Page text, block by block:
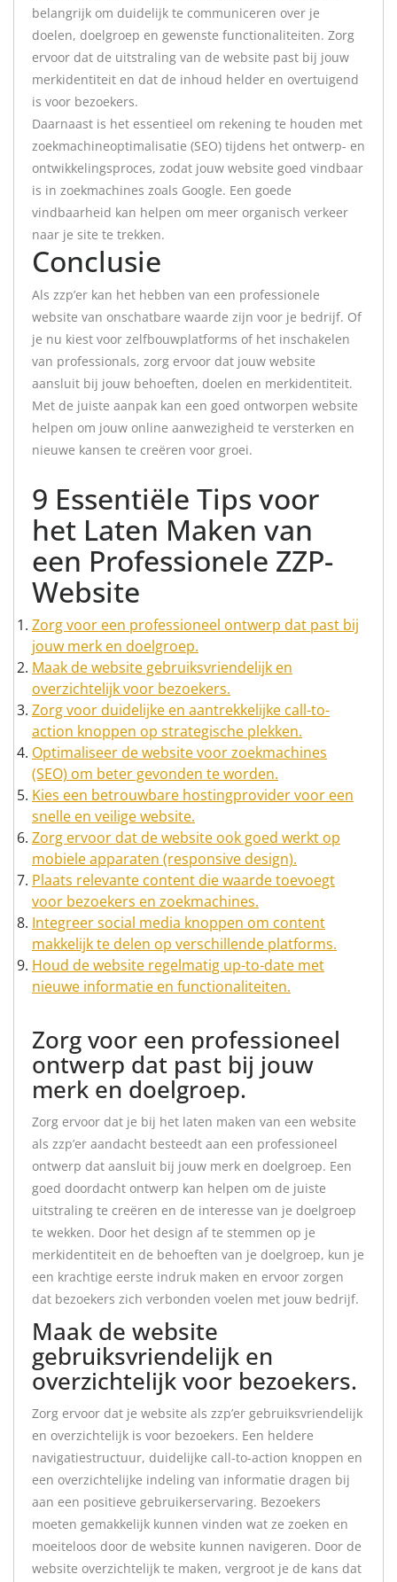
belangrijk om duidelijk te communiceren over je
doelen, doelgroep en gewenste functionaliteiten. Zorg
ervoor dat de uitstraling van de website past bij jouw
merkidentiteit en dat de inhoud helder en overtuigend
is voor bezoekers.
Daarnaast is het essentieel om rekening te houden met
zoekmachineoptimalisatie (SEO) tijdens het ontwerp- en
ontwikkelingsproces, zodat jouw website goed vindbaar
is in zoekmachines zoals Google. Een goede
vindbaarheid kan helpen om meer organisch verkeer
naar je site te trekken.
Conclusie
Als zzp’er kan het hebben van een professionele
website van onschatbare waarde zijn voor je bedrijf. Of
je nu kiest voor zelfbouwplatforms of het inschakelen
van professionals, zorg ervoor dat jouw website
aansluit bij jouw behoeften, doelen en merkidentiteit.
Met de juiste aanpak kan een goed ontworpen website
helpen om jouw online aanwezigheid te versterken en
nieuwe kansen te creëren voor groei.
9 Essentiële Tips voor
het Laten Maken van
een Professionele ZZP-
Website
Zorg voor een professioneel ontwerp dat past bij
jouw merk en doelgroep.
Maak de website gebruiksvriendelijk en
overzichtelijk voor bezoekers.
Zorg voor duidelijke en aantrekkelijke call-to-
action knoppen op strategische plekken.
Optimaliseer de website voor zoekmachines
(SEO) om beter gevonden te worden.
Kies een betrouwbare hostingprovider voor een
snelle en veilige website.
Zorg ervoor dat de website ook goed werkt op
mobiele apparaten (responsive design).
Plaats relevante content die waarde toevoegt
voor bezoekers en zoekmachines.
Integreer social media knoppen om content
makkelijk te delen op verschillende platforms.
Houd de website regelmatig up-to-date met
nieuwe informatie en functionaliteiten.
Zorg voor een professioneel
ontwerp dat past bij jouw
merk en doelgroep.
Zorg ervoor dat je bij het laten maken van een website
als zzp’er aandacht besteedt aan een professioneel
ontwerp dat aansluit bij jouw merk en doelgroep. Een
goed doordacht ontwerp kan helpen om de juiste
uitstraling te creëren en de interesse van je doelgroep
te wekken. Door het design af te stemmen op je
merkidentiteit en de behoeften van je doelgroep, kun je
een krachtige eerste indruk maken en ervoor zorgen
dat bezoekers zich verbonden voelen met jouw bedrijf.
Maak de website
gebruiksvriendelijk en
overzichtelijk voor bezoekers.
Zorg ervoor dat je website als zzp’er gebruiksvriendelijk
en overzichtelijk is voor bezoekers. Een heldere
navigatiestructuur, duidelijke call-to-action knoppen en
een overzichtelijke indeling van informatie dragen bij
aan een positieve gebruikerservaring. Bezoekers
moeten gemakkelijk kunnen vinden wat ze zoeken en
moeiteloos door de website kunnen navigeren. Door de
website overzichtelijk te maken, vergroot je de kans dat